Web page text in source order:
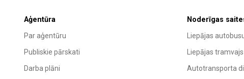
Aģentūra
Par aģentūru
Publiskie pārskati
Darba plāni
Noderīgas
Liepājas
Liepājas tramvajs
Autotransporta